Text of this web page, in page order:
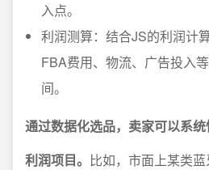
入点。
利润测算：结合JS的利润计
FBA费用、物流、广告投入
间。
通过数据化选品，卖家可以系
利润项目。 比如，市面上某类蓝